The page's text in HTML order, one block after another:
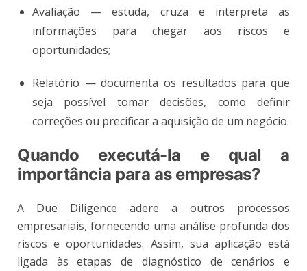
Avaliação — estuda, cruza e interpreta as
informações para chegar aos riscos e
oportunidades;
Relatório — documenta os resultados para que
seja possível tomar decisões, como definir
correções ou precificar a aquisição de um negócio.
Quando executá-la e qual a
importância para as empresas?
A Due Diligence adere a outros processos
empresariais, fornecendo uma análise profunda dos
riscos e oportunidades. Assim, sua aplicação está
ligada às etapas de diagnóstico de cenários e